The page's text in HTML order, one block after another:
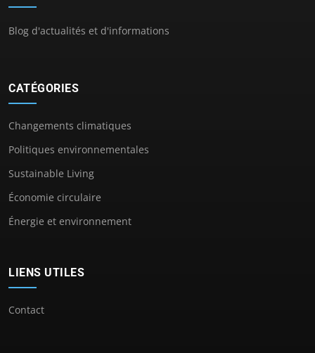
Blog d'actualités et d'informations
CATÉGORIES
Changements climatiques
Politiques environnementales
Sustainable Living
Économie circulaire
Énergie et environnement
LIENS UTILES
Contact